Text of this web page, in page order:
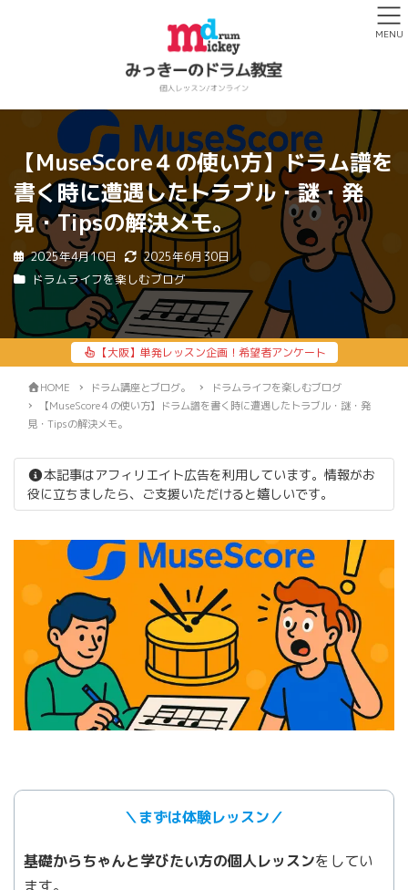
【MuseScore４の使い方】ドラム譜を
書く時に遭遇したトラブル・謎・発
見・Tipsの解決メモ。
2025年4月10日
2025年6月30日
ドラムライフを楽しむブログ
【大阪】単発レッスン企画！希望者アンケート
HOME ドラム講座とブログ。
ドラムライフを楽しむブログ
【MuseScore４の使い方】ドラム譜を書く時に遭遇したトラブル・謎・発
見・Tipsの解決メモ。
本記事はアフィリエイト広告を利用しています。情報がお
役に立ちましたら、ご支援いただけると嬉しいです。
＼まずは体験レッスン／
基礎からちゃんと学びたい方の個人レッスンをしてい
MENU